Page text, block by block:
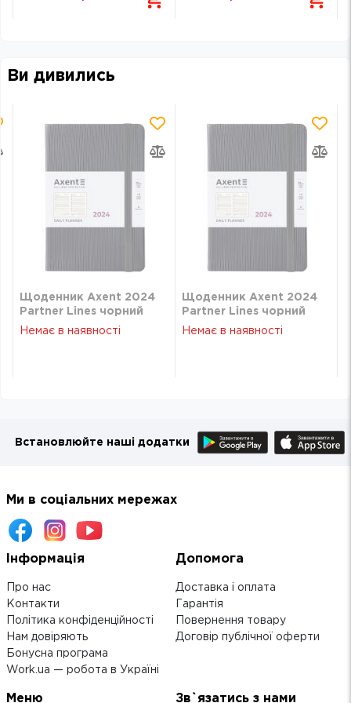
Ви дивились
Щоденник Axent 2024
Partner Lines чорний
8815-24-01-A
Немає в наявності
Щоденник Axent 2024
Partner Lines чорний
8815-24-01-A
Немає в наявності
Встановлюйте наші додатки
Ми в соціальних мережах
Інформація
Про нас
Контакти
Політика конфіденційності
Нам довіряють
Бонусна програма
Work.ua — робота в Україні
Допомога
Доставка і оплата
Гарантія
Повернення товару
Договір публічної оферти
Меню Зв`язатись з нами